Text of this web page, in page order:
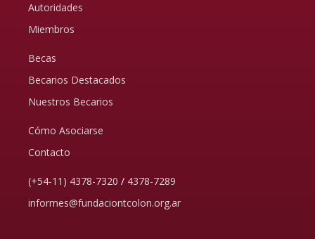
Autoridades
Miembros
Becas
Becarios Destacados
Nuestros Becarios
Cómo Asociarse
Contacto
(+54-11) 4378-7320 / 4378-7289
informes@fundaciontcolon.org.ar